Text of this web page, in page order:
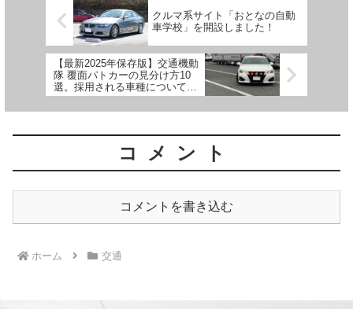
クルマ系サイト「おとなの自動
車学校」を開設しました！
【最新2025年保存版】交通機動
隊 覆面パトカーの見分け方10
選。採用される車種についても
紹介
コメント
コメントを書き込む
ホーム 交通